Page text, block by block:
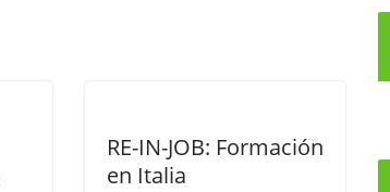
RE-IN-JOB: Formación
en Italia